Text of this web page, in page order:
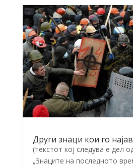
Други знаци кои го
(текстот кој следува е дел
„Знаците на последното